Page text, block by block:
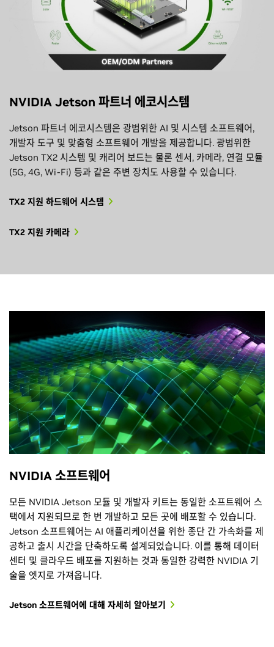
NVIDIA Jetson 파트너 에코시스템
Jetson 파트너 에코시스템은 광범위한 AI 및 시스템 소프트웨어,
개발자 도구 및 맞춤형 소프트웨어 개발을 제공합니다. 광범위한
Jetson TX2 시스템 및 캐리어 보드는 물론 센서, 카메라, 연결 모듈
(5G, 4G, Wi-Fi) 등과 같은 주변 장치도 사용할 수 있습니다.
TX2 지원 하드웨어 시스템
TX2 지원 카메라
NVIDIA 소프트웨어
모든 NVIDIA Jetson 모듈 및 개발자 키트는 동일한 소프트웨어 스
택에서 지원되므로 한 번 개발하고 모든 곳에 배포할 수 있습니다.
Jetson 소프트웨어는 AI 애플리케이션을 위한 종단 간 가속화를 제
공하고 출시 시간을 단축하도록 설계되었습니다. 이를 통해 데이터
센터 및 클라우드 배포를 지원하는 것과 동일한 강력한 NVIDIA 기
술을 엣지로 가져옵니다.
Jetson 소프트웨어에 대해 자세히 알아보기